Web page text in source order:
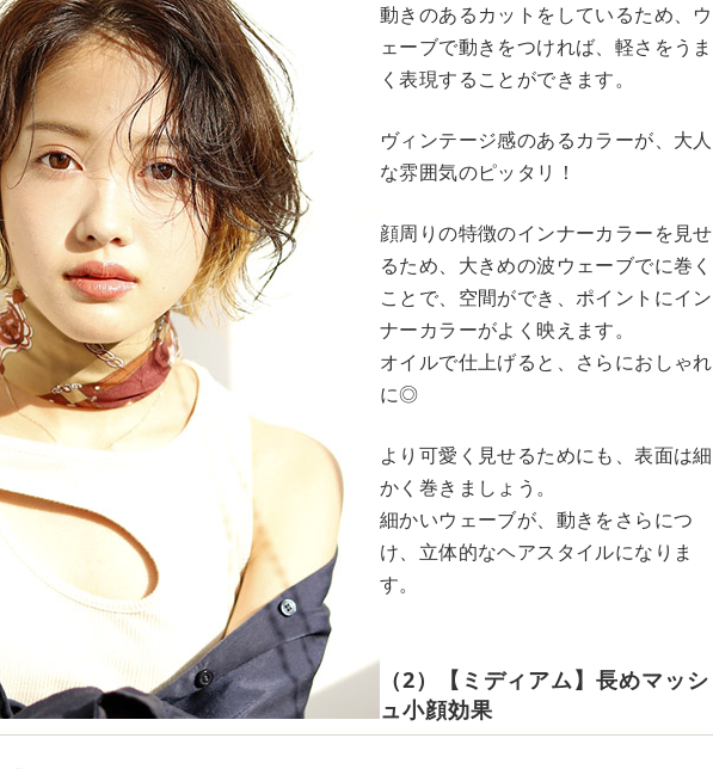
動きのあるカットをしているため、ウ
ェーブで動きをつければ、軽さをうま
く表現することができます。
ヴィンテージ感のあるカラーが、大人
な雰囲気のピッタリ！
顔周りの特徴のインナーカラーを見せ
るため、大きめの波ウェーブでに巻く
ことで、空間ができ、ポイントにイン
ナーカラーがよく映えます。
オイルで仕上げると、さらにおしゃれ
に◎
より可愛く見せるためにも、表面は細
かく巻きましょう。
細かいウェーブが、動きをさらにつ
け、立体的なヘアスタイルになりま
す。
（2）【ミディアム】長めマッシ
ュ小顔効果